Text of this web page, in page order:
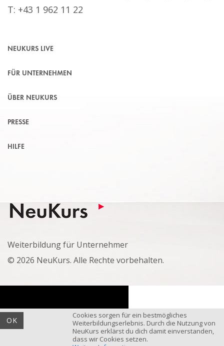
OK
Cookies sorgen für ein bestmögliches
Weiterbildungserlebnis. Durch die Nutzung von
NeuKurs erklärst du dich damit einverstanden,
dass wir Cookies setzen.
T: +43 1 962 11 22
NEUKURS LIVE
FÜR UNTERNEHMEN
ÜBER NEUKURS
PRESSE
HILFE
Weiterbildung für Unternehmer
© 2026 NeuKurs. Alle Rechte vorbehalten.